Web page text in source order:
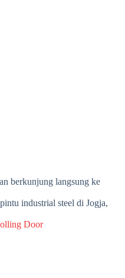
berkunjung langsung ke
industrial steel di Jogja,
Door